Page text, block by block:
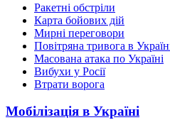
Ракетні обстріли
Карта бойових дій
Мирні переговори
Повітряна тривога в
Масована атака по Україні
Вибухи у Росії
Втрати ворога
Мобілізація в Україні